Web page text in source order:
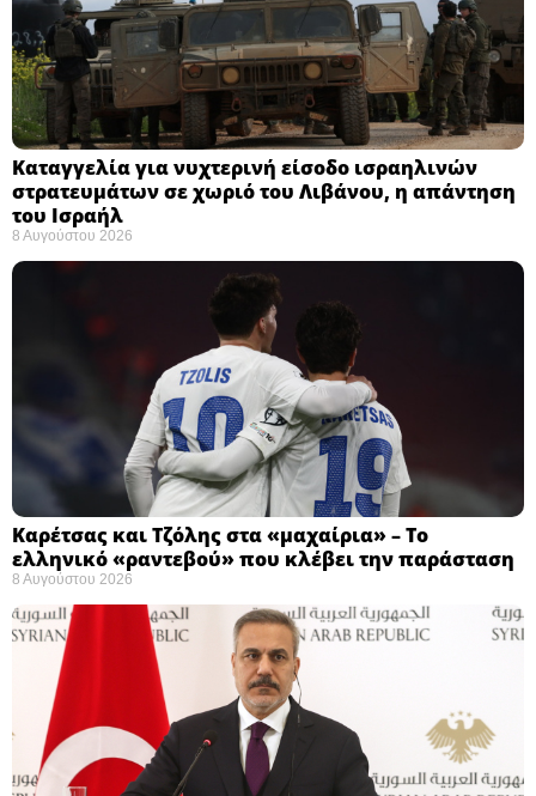
Καταγγελία για νυχτερινή είσοδο ισραηλινών
στρατευμάτων σε χωριό του Λιβάνου, η απάντηση
του Ισραήλ
8 Αυγούστου 2026
Καρέτσας και Τζόλης στα «μαχαίρια» – Το
ελληνικό «ραντεβού» που κλέβει την παράσταση
8 Αυγούστου 2026